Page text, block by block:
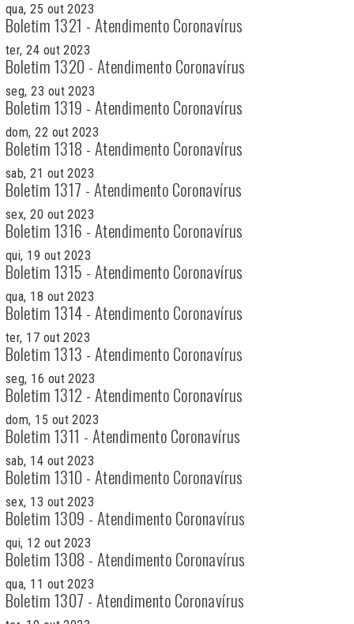
qua, 25 out 2023
Boletim 1321 - Atendimento Coronavírus
ter, 24 out 2023
Boletim 1320 - Atendimento Coronavírus
seg, 23 out 2023
Boletim 1319 - Atendimento Coronavírus
dom, 22 out 2023
Boletim 1318 - Atendimento Coronavírus
sab, 21 out 2023
Boletim 1317 - Atendimento Coronavírus
sex, 20 out 2023
Boletim 1316 - Atendimento Coronavírus
qui, 19 out 2023
Boletim 1315 - Atendimento Coronavírus
qua, 18 out 2023
Boletim 1314 - Atendimento Coronavírus
ter, 17 out 2023
Boletim 1313 - Atendimento Coronavírus
seg, 16 out 2023
Boletim 1312 - Atendimento Coronavírus
dom, 15 out 2023
Boletim 1311 - Atendimento Coronavírus
sab, 14 out 2023
Boletim 1310 - Atendimento Coronavírus
sex, 13 out 2023
Boletim 1309 - Atendimento Coronavírus
qui, 12 out 2023
Boletim 1308 - Atendimento Coronavírus
qua, 11 out 2023
Boletim 1307 - Atendimento Coronavírus